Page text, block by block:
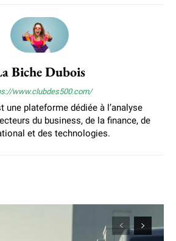
Biche Dubois
www.clubdes500.com/
une plateforme dédiée à l’analyse
du business, de la finance, de
et des technologies.